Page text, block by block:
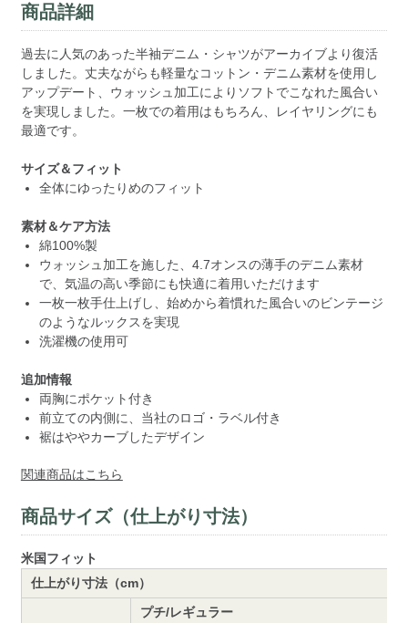
商品詳細
過去に人気のあった半袖デニム・シャツがアーカイブより復活
しました。丈夫ながらも軽量なコットン・デニム素材を使用し
アップデート、ウォッシュ加工によりソフトでこなれた風合い
を実現しました。一枚での着用はもちろん、レイヤリングにも
最適です。
サイズ＆フィット
全体にゆったりめのフィット
素材＆ケア方法
綿100%製
ウォッシュ加工を施した、4.7オンスの薄手のデニム素材
で、気温の高い季節にも快適に着用いただけます
一枚一枚手仕上げし、始めから着慣れた風合いのビンテージ
のようなルックスを実現
洗濯機の使用可
追加情報
両胸にポケット付き
前立ての内側に、当社のロゴ・ラベル付き
裾はややカーブしたデザイン
関連商品はこちら
商品サイズ（仕上がり寸法）
米国フィット
仕上がり寸法（cm）
プチ/レギュラー